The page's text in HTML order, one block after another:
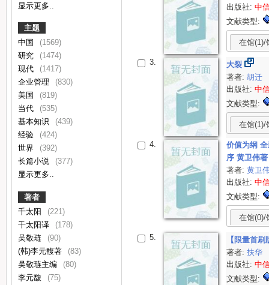
显示更多..
主题
中国
(1569)
研究
(1474)
现代
(1417)
企业管理
(830)
美国
(819)
当代
(535)
基本知识
(439)
经验
(424)
世界
(392)
长篇小说
(377)
显示更多..
著者
千太阳
(221)
千太阳译
(178)
吴敬琏
(90)
(韩)李元馥著
(83)
吴敬琏主编
(80)
李元馥
(75)
出版社:中
文献类型:
在馆(1)/
3.
大裂
著者:胡迁
出版社:中
文献类型:
在馆(1)/
4.
价值为纲
序 黄卫伟
著者:黄卫
出版社:中
文献类型:
在馆(0)/
5.
【限量首
著者:扶华
出版社:中
文献类型: